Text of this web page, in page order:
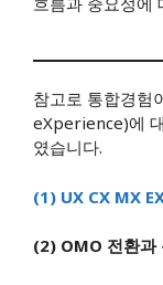
참고로 통합경험
eXperience)에
였습니다.
(1) UX CX MX
(2) OMO 전환과